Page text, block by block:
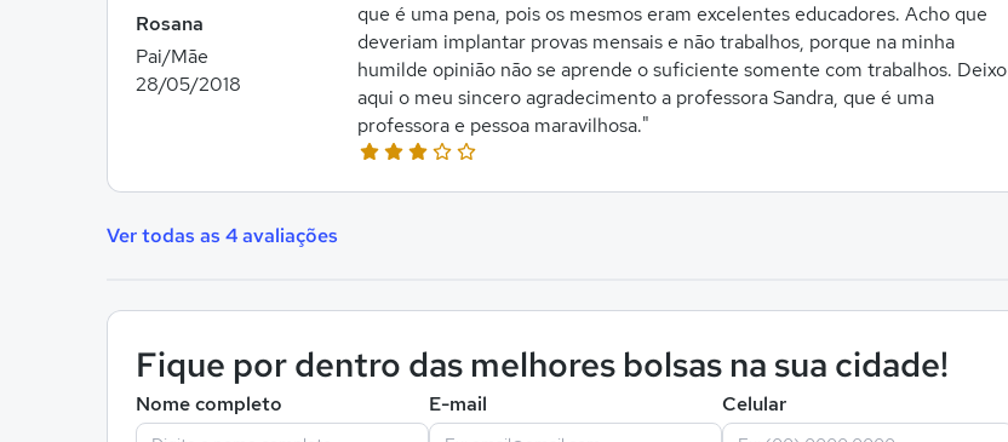
Rosana
Pai/Mãe
28/05/2018
que é uma pena, pois os mesmos eram excelentes educadores. Acho que
deveriam implantar provas mensais e não trabalhos, porque na minha
humilde opinião não se aprende o suficiente somente com trabalhos. Deixo
aqui o meu sincero agradecimento a professora Sandra, que é uma
professora e pessoa maravilhosa."
Ver todas as 4 avaliações
Fique por dentro das melhores bolsas na sua cidade!
Nome completo E-mail Celular